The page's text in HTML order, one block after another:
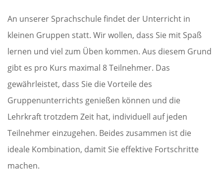
An unserer Sprachschule findet der Unterricht in
kleinen Gruppen statt. Wir wollen, dass Sie mit Spaß
lernen und viel zum Üben kommen. Aus diesem Grund
gibt es pro Kurs maximal 8 Teilnehmer. Das
gewährleistet, dass Sie die Vorteile des
Gruppenunterrichts genießen können und die
Lehrkraft trotzdem Zeit hat, individuell auf jeden
Teilnehmer einzugehen. Beides zusammen ist die
ideale Kombination, damit Sie effektive Fortschritte
machen.